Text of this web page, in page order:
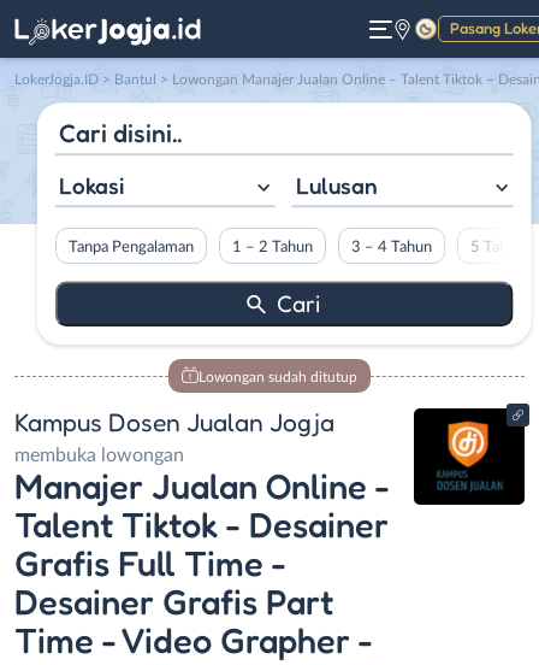
Pasang
Gelap
LokerJogja.ID > Bantul > Lowongan Manajer Jualan Online – Talent Tiktok – Desainer Grafis Full Time – Desainer Grafis Part Time – Video Grapher – Lulusan Statistik – Staff Akuntan – FB, IG, GOOGLE ADVERTISER – Copywriter – Programmer – Siswa atau Mahasiswa Magang di Kampus Dosen Jualan
Lokasi Lulusan
Tanpa Pengalaman 1 – 2 Tahun 3 – 4 Tahun 5 Tahun
Lowongan sudah ditutup
Kampus Dosen Jualan Jogja
membuka lowongan
Manajer Jualan Online -
Talent Tiktok - Desainer
Grafis Full Time -
Desainer Grafis Part
Time - Video Grapher -